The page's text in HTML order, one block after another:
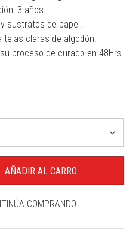
3 años.
sustratos de papel.
telas claras de algodón.
proceso de curado en 48Hrs.
COMPRANDO